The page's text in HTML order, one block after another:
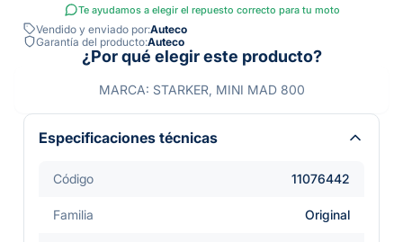
Te ayudamos a elegir el repuesto correcto para tu moto
Vendido y enviado por:Auteco
Garantía del producto:Auteco
¿Por qué elegir este producto?
MARCA: STARKER, MINI MAD 800
Especificaciones técnicas
Código 11076442
Familia Original